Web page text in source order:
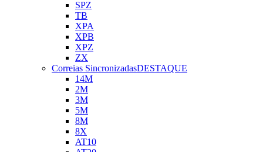
SPZ
TB
XPA
XPB
XPZ
ZX
Correias SincronizadasDESTAQUE
14M
2M
3M
5M
8M
8X
AT10